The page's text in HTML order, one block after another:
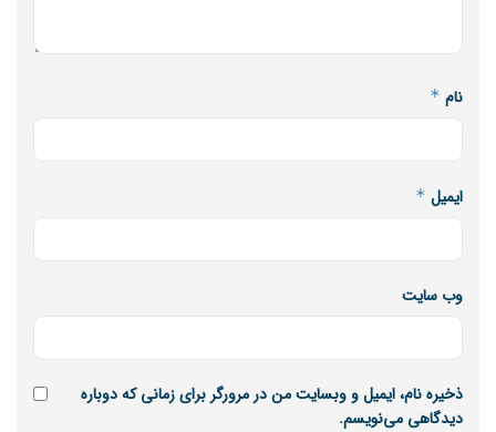
نام *
ایمیل *
وب‌ سایت
ذخیره نام، ایمیل و وبسایت من در مرورگر برای زمانی که دوباره
دیدگاهی می‌نویسم.